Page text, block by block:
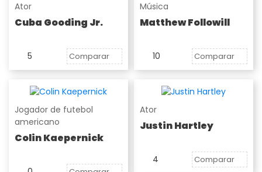
Ator
Cuba Gooding Jr.
5 Comparar
Música
Matthew Followill
10 Comparar
Jogador de futebol
americano
Colin Kaepernick
Ator
Justin Hartley
4 Comparar